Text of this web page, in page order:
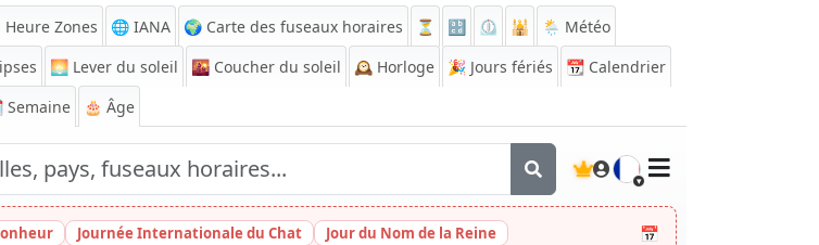
Heure Zones 🌐 IANA 🌍 Carte des fuseaux horaires ⏳ 🔡 ⏲️ 🕌
🌦️ Météo
🌅 Lever du soleil 🌇 Coucher du soleil 🕰️ Horloge 🎉 Jours fériés 📆 Calendrier
🎂 Âge
🇫🇷
Journée Internationale du Chat Jour du Nom de la Reine 📅